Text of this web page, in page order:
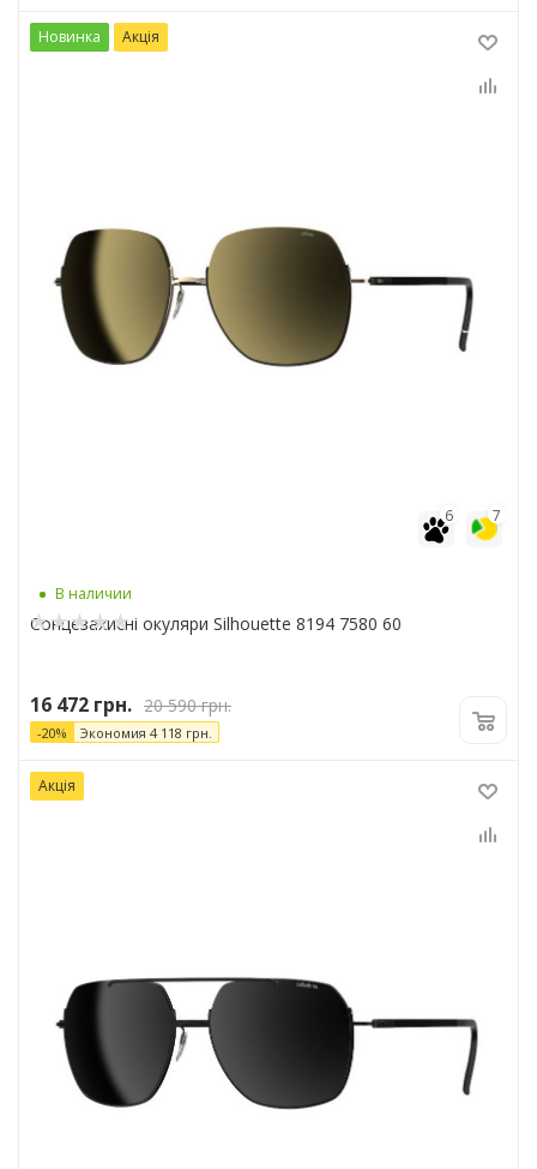
Новинка Акція
7
6
В наличии
Сонцезахисні окуляри Silhouette 8194 7580 60
16 472 грн. 20 590грн.
-20% Экономия 4 118 грн.
Акція